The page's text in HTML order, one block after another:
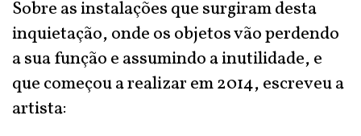
Sobre as instalações que surgiram desta
inquietação, onde os objetos vão perdendo
a sua função e assumindo a inutilidade, e
que começou a realizar em 2014, escreveu a
artista: